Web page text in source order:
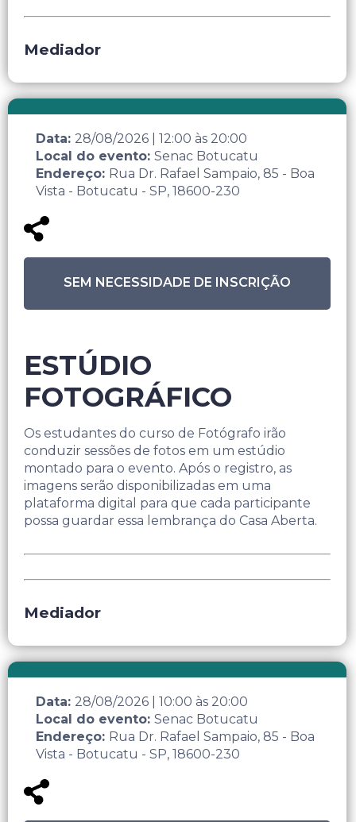
Mediador
Data: 28/08/2026 12:00 às 20:00
Local do evento: Senac Botucatu
Endereço: Rua Dr. Rafael Sampaio, 85 - Boa
Vista - Botucatu - SP, 18600-230
SEM NECESSIDADE DE INSCRIÇÃO
ESTÚDIO
FOTOGRÁFICO
Os estudantes do curso de Fotógrafo irão
conduzir sessões de fotos em um estúdio
montado para o evento. Após o registro, as
imagens serão disponibilizadas em uma
plataforma digital para que cada participante
possa guardar essa lembrança do Casa Aberta.
Mediador
Data: 28/08/2026 10:00 às 20:00
Local do evento: Senac Botucatu
Endereço: Rua Dr. Rafael Sampaio, 85 - Boa
Vista - Botucatu - SP, 18600-230